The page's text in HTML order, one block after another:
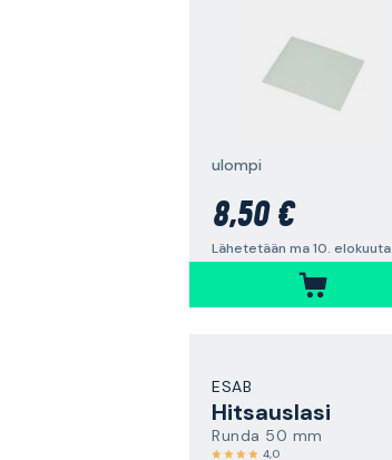
ulompi
8,50 €
Lähetetään ma 10. elokuuta
ESAB
Hitsauslasi
Runda 50 mm
4,0